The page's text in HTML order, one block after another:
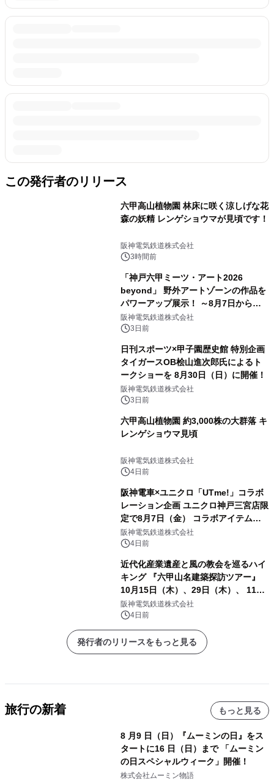
この発行者のリリース
六甲高山植物園 林床に咲く涼しげな花
森の妖精 レンゲショウマが見頃です！
阪神電気鉄道株式会社
3時間前
「神戸六甲ミーツ・アート2026
beyond」 野外アートゾーンの作品を
パワーアップ展示！ ～8月7日からは
直前割パスポートを販売～
阪神電気鉄道株式会社
3日前
日刊スポーツ×甲子園歴史館 特別企画
タイガースOB桧山進次郎氏によるト
ークショーを 8月30日（日）に開催！
阪神電気鉄道株式会社
3日前
六甲高山植物園 約3,000株の大群落 キ
レンゲショウマ見頃
阪神電気鉄道株式会社
4日前
阪神電車×ユニクロ「UTme!」コラボ
レーション企画 ユニクロ神戸三宮店限
定で8月7日（金） コラボアイテムが
発売決定！
阪神電気鉄道株式会社
4日前
近代化産業遺産と風の教会を巡るハイ
キング 『六甲山名建築探訪ツアー』
10月15日（木）、29日（木）、 11月
5日（木）、12日（木）に開催！
阪神電気鉄道株式会社
4日前
発行者のリリースをもっと見る
旅行の新着 もっと見る
8 月9 日（日）『ムーミンの日』をス
タートに16 日（日）まで 「ムーミン
の日スペシャルウィーク」開催！
株式会社ムーミン物語